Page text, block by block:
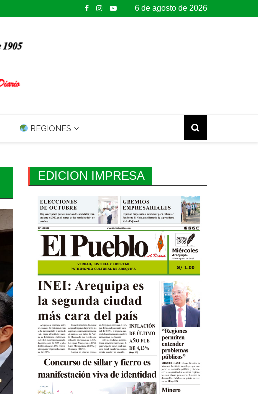
6 de agosto de 2026
REGIONES
EDICION IMPRESA